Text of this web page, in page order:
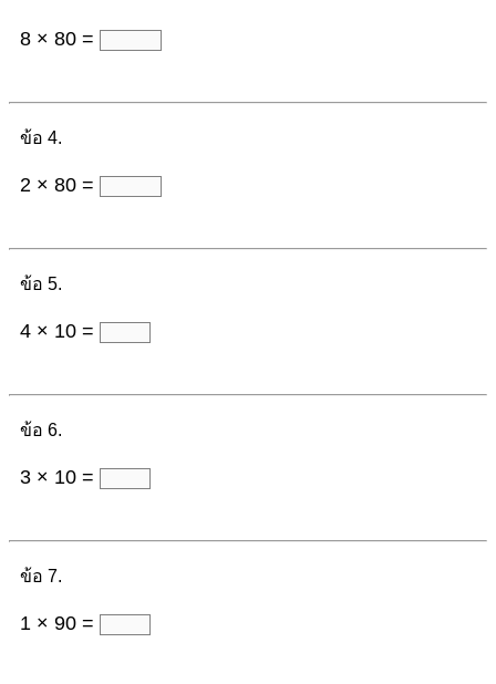
8 × 80 =
ข้อ 4.
2 × 80 =
ข้อ 5.
4 × 10 =
ข้อ 6.
3 × 10 =
ข้อ 7.
1 × 90 =